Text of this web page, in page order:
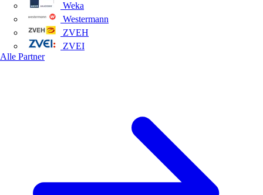
Weka
Westermann
ZVEH
ZVEI
Alle Partner